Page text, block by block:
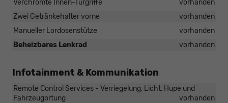
Verchromte Innen-Türgriffe
vorhanden
Zwei Getränkehalter vorne
vorhanden
Manueller Lordosenstütze
vorhanden
Beheizbares Lenkrad
vorhanden
Infotainment & Kommunikation
Remote Control Services - Verriegelung, Licht, Hupe und
Fahrzeugortung
vorhanden